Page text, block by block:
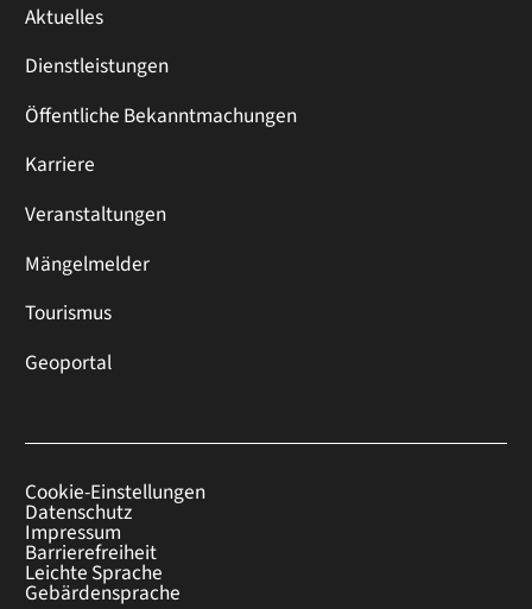
Aktuelles
Dienstleistungen
Öffentliche Bekanntmachungen
Karriere
Veranstaltungen
Mängelmelder
Tourismus
Geoportal
Cookie-Einstellungen
Datenschutz
Impressum
Barrierefreiheit
Leichte Sprache
Gebärdensprache